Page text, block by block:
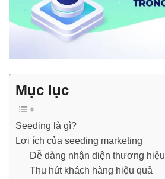
Mục lục
Seeding là gì?
Lợi ích của seeding marketing
Dễ dàng nhận diện thương hiệu
Thu hút khách hàng hiệu quả